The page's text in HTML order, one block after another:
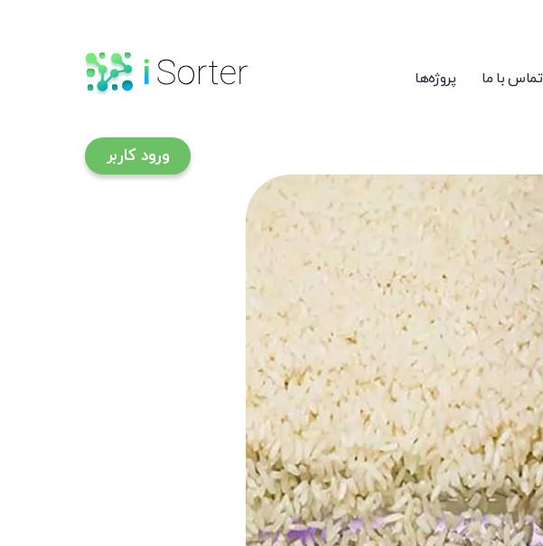
ورود کاربر
تماس با ما پروژه‌ها